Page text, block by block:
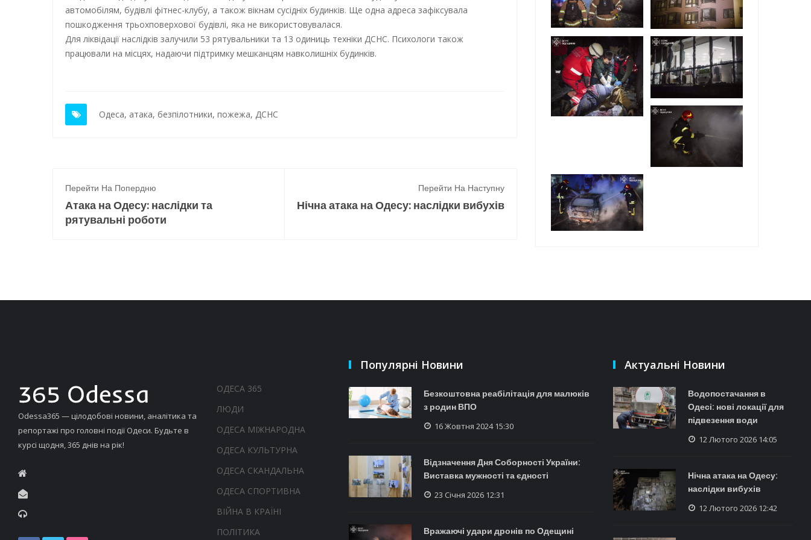
автомобілям, будівлі фітнес-клубу, а також вікнам сусідніх будинків. Ще одна адреса зафіксувала
пошкодження трьохповерхової будівлі, яка не використовувалася.
Для ліквідації наслідків залучили 53 рятувальники та 13 одиниць техніки ДСНС. Психологи також
працювали на місцях, надаючи підтримку мешканцям навколишніх будинків.
Одеса, атака, безпілотники, пожежа, ДСНС
Перейти На Попердню
Атака на Одесу: наслідки та
рятувальні роботи
Перейти На Наступну
Нічна атака на Одесу: наслідки вибухів
Odessa365 — цілодобові новини, аналітика та
репортажі про головні події Одеси. Будьте в
курсі щодня, 365 днів на рік!
ОДЕСА 365
ЛЮДИ
ОДЕСА МІЖНАРОДНА
ОДЕСА КУЛЬТУРНА
ОДЕСА СКАНДАЛЬНА
ОДЕСА СПОРТИВНА
ВІЙНА В КРАЇНІ
ПОЛІТИКА
Популярні Новини
Безкоштовна реабілітація для малюків
з родин ВПО
16 Жовтня 2024 15:30
Відзначення Дня Соборності України:
Виставка мужності та єдності
23 Січня 2026 12:31
Вражаючі удари дронів по Одещині
Актуальні Новини
Водопостачання в
Одесі: нові локації для
підвезення води
12 Лютого 2026 14:05
Нічна атака на Одесу:
наслідки вибухів
12 Лютого 2026 12:42